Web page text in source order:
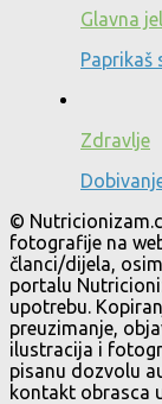
Glavna
Paprikaš
Zdravlje
©
fotografije na
članci/dijela,
portalu
upotrebu.
preuzimanje,
ilustracija i
pisanu dozvolu
kontakt obrasca